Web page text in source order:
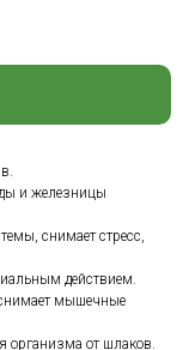
и железницы
снимает стресс,
действием.
мышечные
организма от шлаков.